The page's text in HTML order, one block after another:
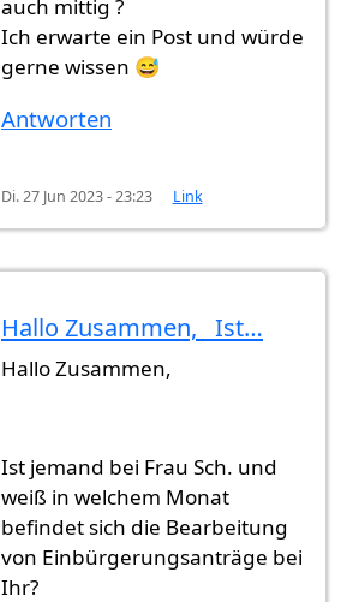
auch mittig ?
Ich erwarte ein Post und würde
gerne wissen 😅
Antworten
Di. 27 Jun 2023 - 23:23 Link
Hallo Zusammen, Ist…
Hallo Zusammen,
Ist jemand bei Frau Sch. und
weiß in welchem Monat
befindet sich die Bearbeitung
von Einbürgerungsanträge bei
Ihr?